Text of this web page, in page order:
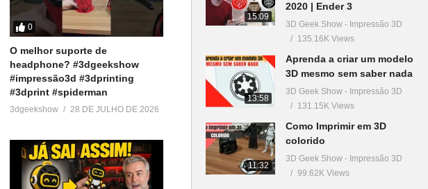
0
O melhor suporte de
headphone? #3dgeekshow
#impressão3d #3dprinting
#3dprint #spiderman
3dgeekshow 28 DE JULHO DE 2026
15:09
2020 | Ender 3
3D Geek Show - Impressão 3D
135.16K Views
13:58
Aprenda a criar um modelo
3D mesmo sem saber nada
3D Geek Show - Impressão 3D
131.15K Views
11:32
Como Imprimir em 3D
colorido
3D Geek Show - Impressão 3D
99.62K Views